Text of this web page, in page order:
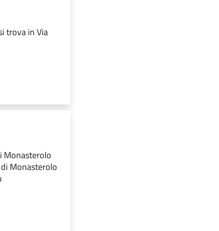
trova in Via
Monasterolo
Monasterolo